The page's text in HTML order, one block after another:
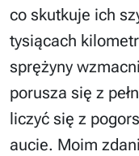
co skutkuje ich
tysiącach
sprężyny
porusza się z
liczyć się z
aucie. Moim